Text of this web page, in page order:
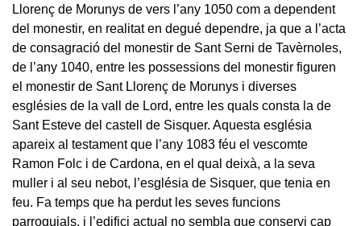
Llorenç de Morunys de vers l’any 1050 com a dependent
del monestir, en realitat en degué dependre, ja que a l’acta
de consagració del monestir de Sant Serni de Tavèrnoles,
de l’any 1040, entre les possessions del monestir figuren
el monestir de Sant Llorenç de Morunys i diverses
esglésies de la vall de Lord, entre les quals consta la de
Sant Esteve del castell de Sisquer. Aquesta església
apareix al testament que l’any 1083 féu el vescomte
Ramon Folc i de Cardona, en el qual deixà, a la seva
muller i al seu nebot, l’església de Sisquer, que tenia en
feu. Fa temps que ha perdut les seves funcions
parroquials, i l’edifici actual no sembla que conservi cap